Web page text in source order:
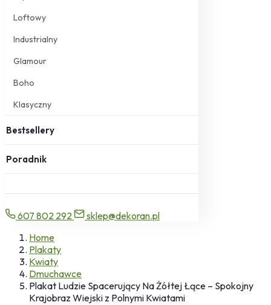
Loftowy
Industrialny
Glamour
Boho
Klasyczny
Bestsellery
Poradnik
607 802 292
sklep@dekoran.pl
Home
Plakaty
Kwiaty
Dmuchawce
Plakat Ludzie Spacerujący Na Żółtej Łące – Spokojny
Krajobraz Wiejski z Polnymi Kwiatami